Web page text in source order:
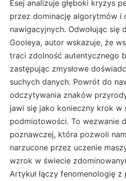
Esej analizuje głęboki kryzys
przez dominację algorytmów i
nawigacyjnych. Odwołując się
Gooleya, autor wskazuje, że
traci zdolność autentycznego
zastępując zmysłowe
suchych danych. Powrót do
odczytywania znaków
jawi się jako konieczny krok w
podmiotowości. To wezwanie
poznawczej, która pozwoli
narzucone przez uczenie
wzrok w świecie
Artykuł łączy fenomenologię